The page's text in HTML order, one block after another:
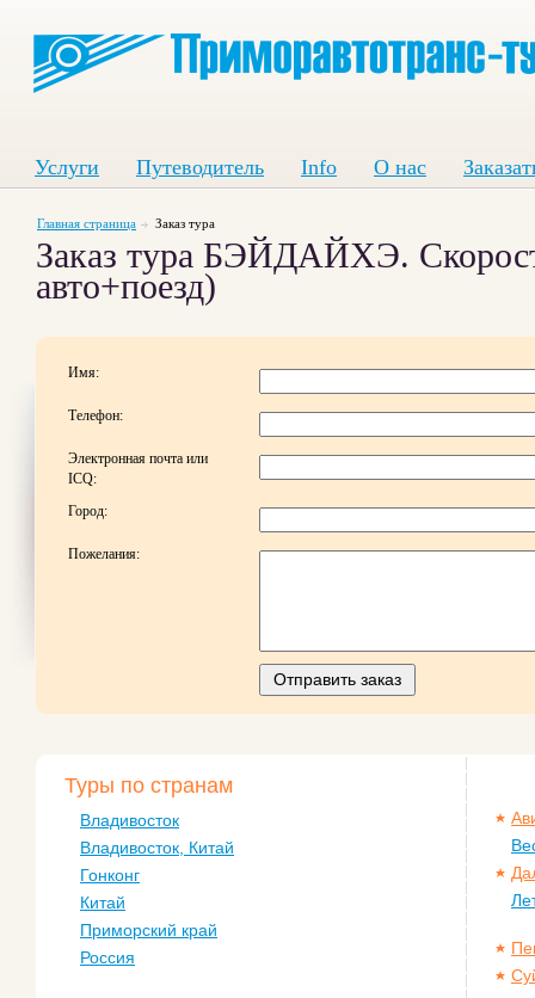
Услуги Путеводитель Info О нас
Главная страница Заказ тура
Заказ тура БЭЙДАЙХЭ.
авто+поезд)
Имя:
Телефон:
Электронная почта или
ICQ:
Город:
Пожелания:
Отправить заказ
Туры по странам
Владивосток
Владивосток, Китай
Гонконг
Китай
Приморский край
Россия